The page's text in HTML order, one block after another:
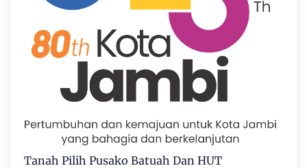
Tanah Pilih Pusako Batuah Dan HUT